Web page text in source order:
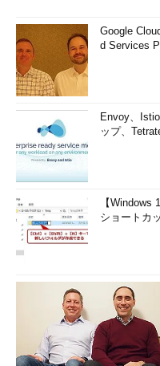
Google
d Services
Envoy、
ップ、
【Windows
ショートカ